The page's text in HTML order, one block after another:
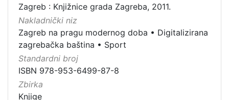
Zagreb : Knjižnice grada Zagreba, 2011.
Nakladnički niz
Zagreb na pragu modernog doba • Digitalizirana
zagrebačka baština • Sport
Standardni broj
ISBN 978-953-6499-87-8
Zbirka
Knjige